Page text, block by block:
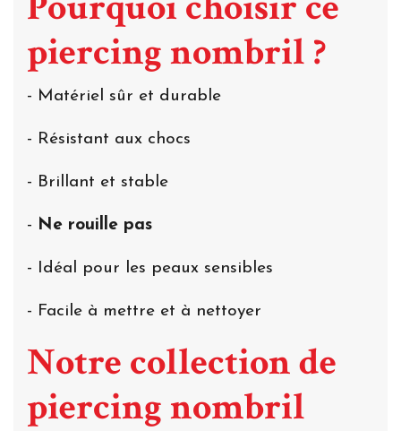
piercing nombril ?
- Matériel sûr et durable
- Résistant aux chocs
- Brillant et stable
- Ne rouille pas
- Idéal pour les peaux sensibles
- Facile à mettre et à nettoyer
Notre collection de
piercing nombril